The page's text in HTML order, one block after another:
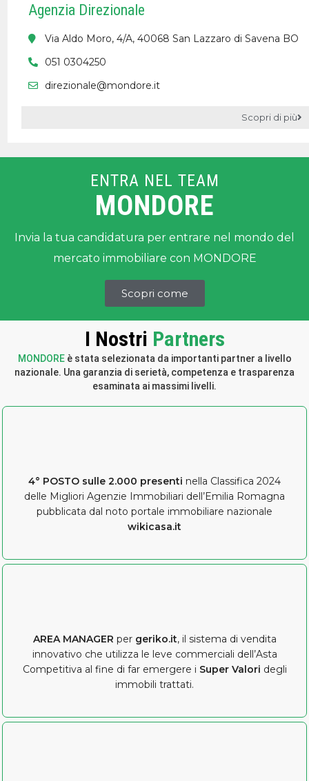
Agenzia Direzionale
Via Aldo Moro, 4/A, 40068 San Lazzaro di Savena BO
051 0304250
direzionale@mondore.it
Scopri di più
ENTRA NEL TEAM
MONDORE
Invia la tua candidatura per entrare nel mondo del
mercato immobiliare con MONDORE
Scopri come
I Nostri Partners
MONDOREè stata selezionata da importanti partner a livello
nazionale. Una garanzia di serietà, competenza e trasparenza
esaminata ai massimi livelli.
4° POSTO sulle 2.000 presenti nella Classifica 2024
delle Migliori Agenzie Immobiliari dell’Emilia Romagna
pubblicata dal noto portale immobiliare nazionale
wikicasa.it
AREA MANAGER per geriko.it, il sistema di vendita
innovativo che utilizza le leve commerciali dell’Asta
Competitiva al fine di far emergere i Super Valori degli
immobili trattati.